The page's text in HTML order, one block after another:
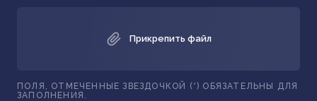
Прикрепить файл
ПОЛЯ, ОТМЕЧЕННЫЕ ЗВЕЗДОЧКОЙ (*) ОБЯЗАТЕЛЬНЫ ДЛЯ
ЗАПОЛНЕНИЯ.